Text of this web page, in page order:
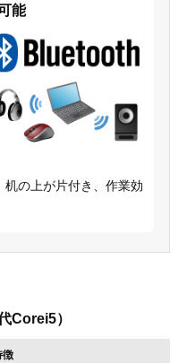
能
の上が片付き、作業効
Corei5）
徴